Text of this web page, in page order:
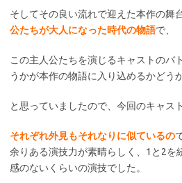
そしてその良い流れで迎えた本作の舞
公たちが大人になった時代の物語で、
この主人公たちを演じるキャストのバ
うかが本作の物語に入り込めるかどう
と思っていましたので、今回のキャス
それぞれ外見もそれなりに似ているの
余りある演技力が素晴らしく、1と2を
感のないくらいの演技でした。